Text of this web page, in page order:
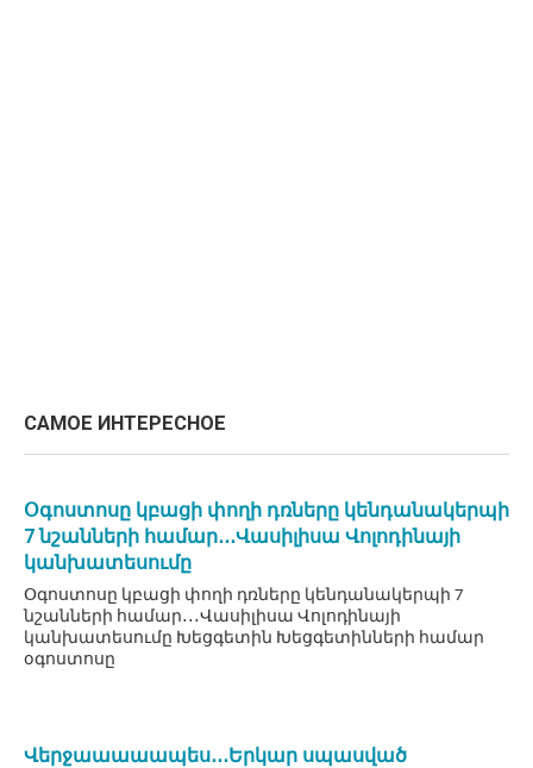
САМОЕ ИНТЕРЕСНОЕ
Օգոստոսը կբացի փողի դռները կենդանակերպի
7 նշանների համար․․․Վասիլիսա Վոլոդինայի
կանխատեսումը
Օգոստոսը կբացի փողի դռները կենդանակերպի 7
նշանների համար․․․Վասիլիսա Վոլոդինայի
կանխատեսումը Խեցգետին Խեցգետինների համար
օգոստոսը
Վերջաաաաապես․․․Երկար սպասված